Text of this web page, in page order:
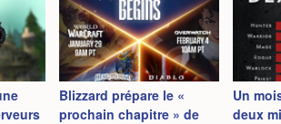
Blizzard prépare le «
prochain chapitre » de
Un
deux